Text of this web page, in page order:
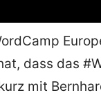
dass das
mit